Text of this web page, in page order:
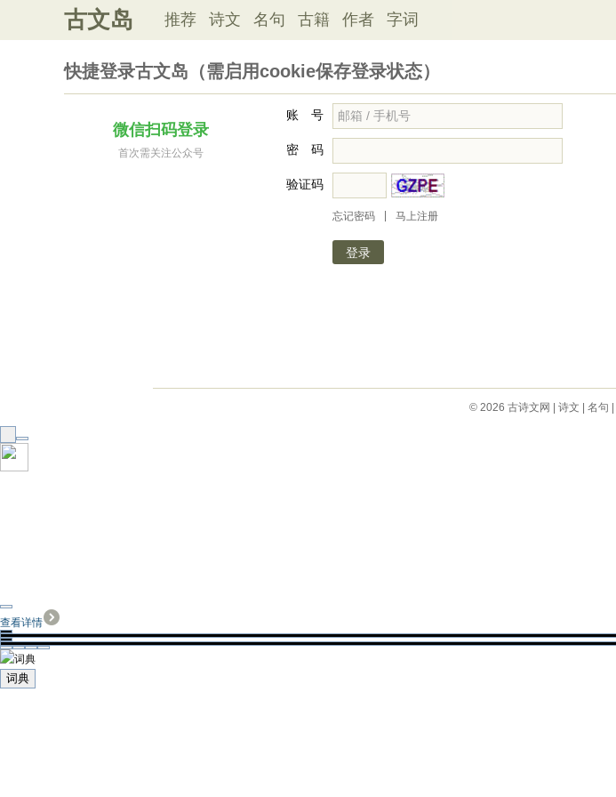
古文岛 推荐 诗文 名句 古籍 作者 字词
快捷登录古文岛（需启用cookie保存登录状态）
微信扫码登录
首次需关注公众号
账 号
密 码
验证码
忘记密码 马上注册
© 2026 古诗文网 诗文 名句
查看详情
词典